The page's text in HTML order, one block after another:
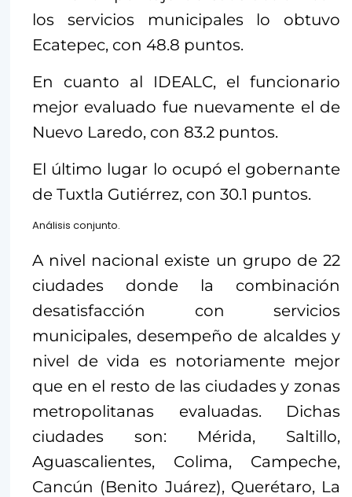
los servicios municipales lo obtuvo
Ecatepec, con 48.8 puntos.
En cuanto al IDEALC, el funcionario
mejor evaluado fue nuevamente el de
Nuevo Laredo, con 83.2 puntos.
El último lugar lo ocupó el gobernante
de Tuxtla Gutiérrez, con 30.1 puntos.
Análisis conjunto.
A nivel nacional existe un grupo de 22
ciudades donde la combinación
desatisfacción con servicios
municipales, desempeño de alcaldes y
nivel de vida es notoriamente mejor
que en el resto de las ciudades y zonas
metropolitanas evaluadas. Dichas
ciudades son: Mérida, Saltillo,
Aguascalientes, Colima, Campeche,
Cancún (Benito Juárez), Querétaro, La